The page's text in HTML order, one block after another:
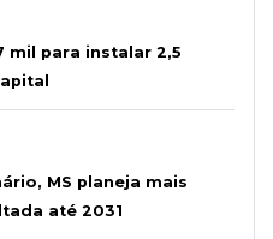
mil para instalar 2,5
MS planeja mais
até 2031